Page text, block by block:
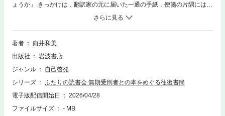
ょうか」.きっかけは，翻訳家の元に届いた一通の手紙．便箋の片隅には，
検閲済みであることを示す小さな桜の印．端正な文字でびっしりと綴られ
た深い悔恨の思いと切実な願いから始まった稀有な‘魂の交流’の記録．
『読書会という幸福』の思いがけない後日譚．
著者
向井和美
出版社
岩波書店
ジャンル
自己啓発
シリーズ
ふたりの読書会 無期受刑者との本をめぐる往復書簡
電子版配信開始日
2026/04/28
ファイルサイズ
- MB